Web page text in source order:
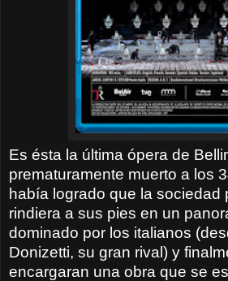
Es ésta la última ópera de
prematuramente muerto a los
había logrado que la sociedad
rindiera a sus pies en un
dominado por los italianos
Donizetti, su gran rival) y
encargaran una obra que se